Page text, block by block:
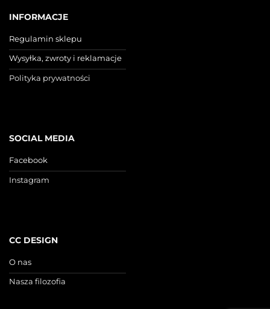
INFORMACJE
Regulamin sklepu
Wysyłka, zwroty i reklamacje
Polityka prywatności
SOCIAL MEDIA
Facebook
Instagram
CC DESIGN
O nas
Nasza filozofia